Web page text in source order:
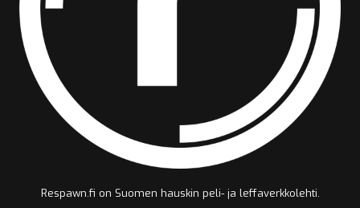
Respawn.fi on Suomen hauskin peli- ja leffaverkkolehti.